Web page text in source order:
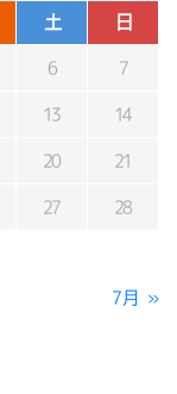
土 日
6 7
13 14
20 21
27 28
7月 »